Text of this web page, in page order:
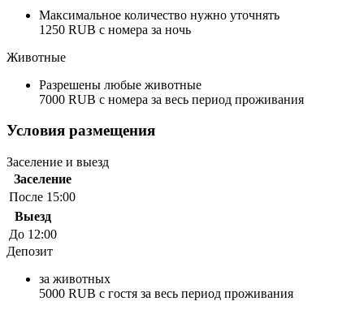
Максимальное количество нужно уточнять
1250 RUB с номера за ночь
Животные
Разрешены любые животные
7000 RUB с номера за весь период проживания
Условия размещения
Заселение и выезд
Заселение
После 15:00
Выезд
До 12:00
Депозит
за животных
5000 RUB с гостя за весь период проживания